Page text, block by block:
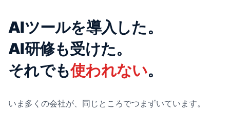
AIツールを導入した。
AI研修も受けた。
それでも使われない。
いま多くの会社が、同じところでつまずいています。